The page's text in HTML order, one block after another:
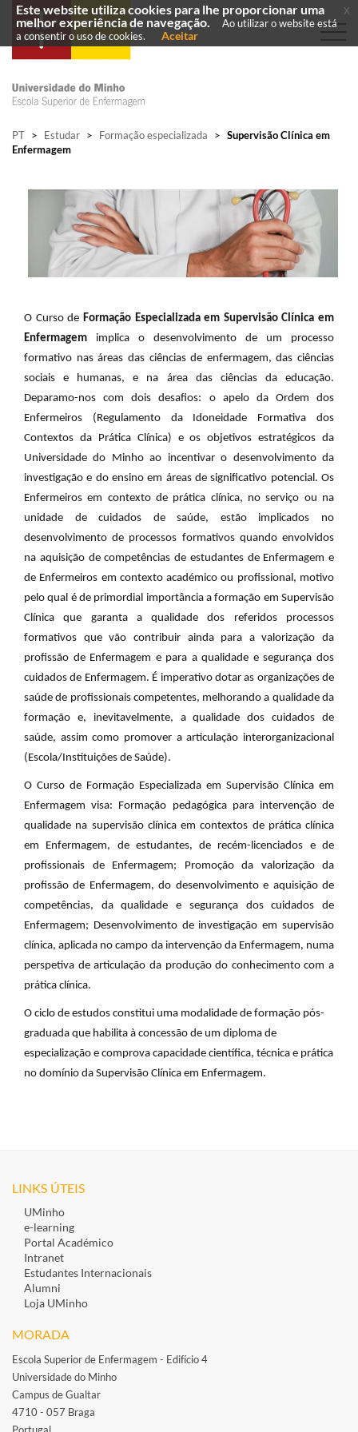
PT > Estudar > Formação especializada > Supervisão Clínica em
Enfermagem
O Curso de Formação Especializada em Supervisão Clínica em
Enfermagem implica o desenvolvimento de um processo
formativo nas áreas das ciências de enfermagem, das ciências
sociais e humanas, e na área das ciências da educação.
Deparamo-nos com dois desafios: o apelo da Ordem dos
Enfermeiros (Regulamento da Idoneidade Formativa dos
Contextos da Prática Clínica) e os objetivos estratégicos da
Universidade do Minho ao incentivar o desenvolvimento da
investigação e do ensino em áreas de significativo potencial. Os
Enfermeiros em contexto de prática clínica, no serviço ou na
unidade de cuidados de saúde, estão implicados no
desenvolvimento de processos formativos quando envolvidos
na aquisição de competências de estudantes de Enfermagem e
de Enfermeiros em contexto académico ou profissional, motivo
pelo qual é de primordial importância a formação em Supervisão
Clínica que garanta a qualidade dos referidos processos
formativos que vão contribuir ainda para a valorização da
profissão de Enfermagem e para a qualidade e segurança dos
cuidados de Enfermagem. É imperativo dotar as organizações de
saúde de profissionais competentes, melhorando a qualidade da
formação e, inevitavelmente, a qualidade dos cuidados de
saúde, assim como promover a articulação interorganizacional
(Escola/Instituições de Saúde).
O Curso de Formação Especializada em Supervisão Clínica em
Enfermagem visa: Formação pedagógica para intervenção de
qualidade na supervisão clínica em contextos de prática clínica
em Enfermagem, de estudantes, de recém-licenciados e de
profissionais de Enfermagem; Promoção da valorização da
profissão de Enfermagem, do desenvolvimento e aquisição de
competências, da qualidade e segurança dos cuidados de
Enfermagem; Desenvolvimento de investigação em supervisão
clínica, aplicada no campo da intervenção da Enfermagem, numa
perspetiva de articulação da produção do conhecimento com a
prática clínica.
O ciclo de estudos constitui uma modalidade de formação pós-
graduada que habilita à concessão de um diploma de
especialização e comprova capacidade científica, técnica e prática
no domínio da Supervisão Clínica em Enfermagem.
LINKS ÚTEIS
UMinho
e-learning
Portal Académico
Intranet
Estudantes Inte​rnacionais
Alumni
Loja UMinho
MORADA
Escola Superior de Enfermagem - Edifício 4
Universidade do Minho
Campus de Gualtar
4710 - 057 Braga
Portugal
Este website utiliza cookies para lhe proporcionar uma
melhor experiência de navegação.
Ao utilizar o website está
a consentir o uso de cookies.
Aceitar
x